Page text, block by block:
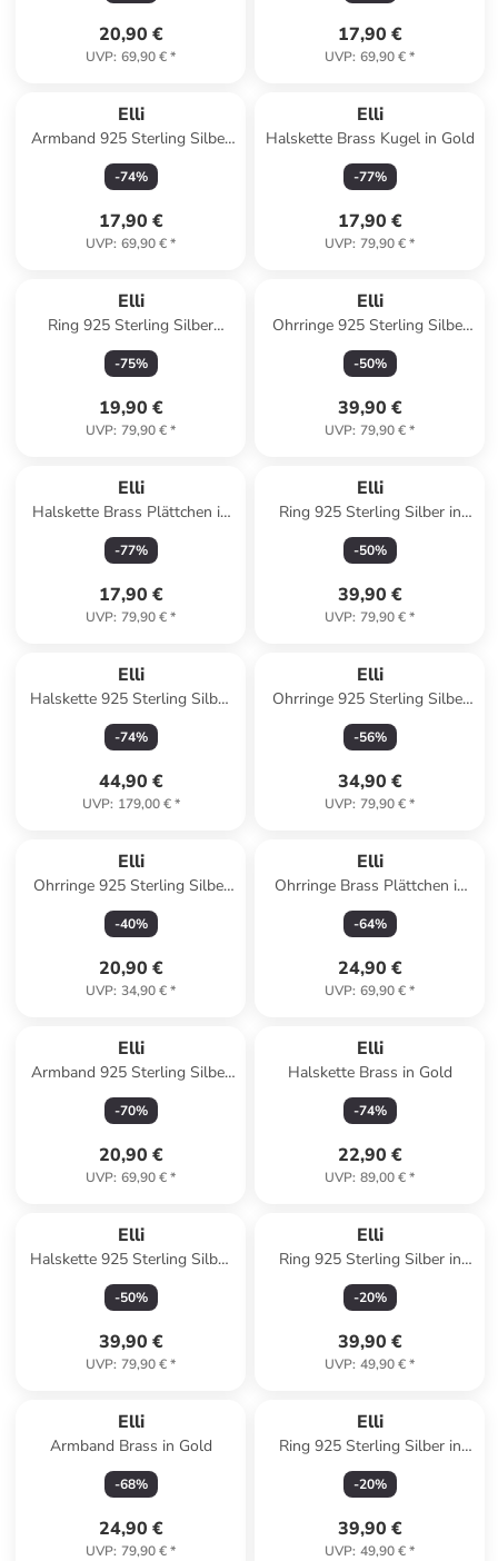
20,90 €
UVP: 69,90 €*
17,90 €
UVP: 69,90 €*
Elli
Armband 925 Sterling Silber
Herz in Silber
-74%
17,90 €
UVP: 69,90 €*
Elli
Halskette Brass Kugel in Gold
-77%
17,90 €
UVP: 79,90 €*
Elli
Ring 925 Sterling Silber
Siegelring in Gold
-75%
19,90 €
UVP: 79,90 €*
Elli
Ohrringe 925 Sterling Silber
Geo, Kreis in Gold
-50%
39,90 €
UVP: 79,90 €*
Elli
Halskette Brass Plättchen in
Silber
-77%
17,90 €
UVP: 79,90 €*
Elli
Ring 925 Sterling Silber in
Gold
-50%
39,90 €
UVP: 79,90 €*
Elli
Halskette 925 Sterling Silber
Ornament, Plättchen in Gold
-74%
44,90 €
UVP: 179,00 €*
Elli
Ohrringe 925 Sterling Silber
Geo in Silber
-56%
34,90 €
UVP: 79,90 €*
Elli
Ohrringe 925 Sterling Silber
in Silber
-40%
20,90 €
UVP: 34,90 €*
Elli
Ohrringe Brass Plättchen in
Gold
-64%
24,90 €
UVP: 69,90 €*
Elli
Armband 925 Sterling Silber
Infinity in Silber
-70%
20,90 €
UVP: 69,90 €*
Elli
Halskette Brass in Gold
-74%
22,90 €
UVP: 89,00 €*
Elli
Halskette 925 Sterling Silber
Kugel, Plättchen in Silber
-50%
39,90 €
UVP: 79,90 €*
Elli
Ring 925 Sterling Silber in
Gold
-20%
39,90 €
UVP: 49,90 €*
Elli
Armband Brass in Gold
-68%
24,90 €
UVP: 79,90 €*
Elli
Ring 925 Sterling Silber in
Gold
-20%
39,90 €
UVP: 49,90 €*